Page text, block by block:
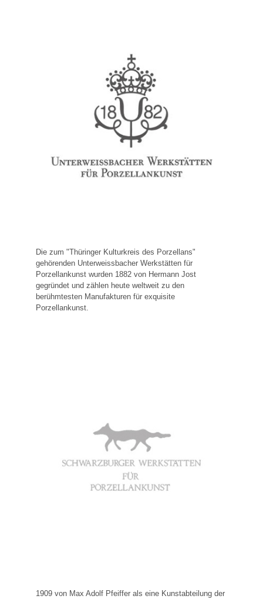
Die zum "Thüringer Kulturkreis des Porzellans"
gehörenden Unterweissbacher Werkstätten für
Porzellankunst wurden 1882 von Hermann Jost
gegründet und zählen heute weltweit zu den
berühmtesten Manufakturen für exquisite
Porzellankunst.
1909 von Max Adolf Pfeiffer als eine Kunstabteilung der